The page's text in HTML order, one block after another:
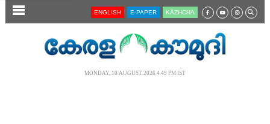
SECTIONS ENGLISH E-PAPER KĀZHCHA
MONDAY, 10 AUGUST 2026 4.49 PM IST